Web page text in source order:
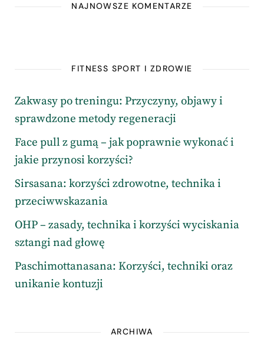
NAJNOWSZE KOMENTARZE
FITNESS SPORT I ZDROWIE
Zakwasy po treningu: Przyczyny, objawy i
sprawdzone metody regeneracji
Face pull z gumą – jak poprawnie wykonać i
jakie przynosi korzyści?
Sirsasana: korzyści zdrowotne, technika i
przeciwwskazania
OHP – zasady, technika i korzyści wyciskania
sztangi nad głowę
Paschimottanasana: Korzyści, techniki oraz
unikanie kontuzji
ARCHIWA